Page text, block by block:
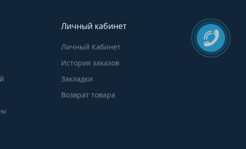
Личный кабинет
Личный Кабинет
История заказов
Закладки
Возврат товара